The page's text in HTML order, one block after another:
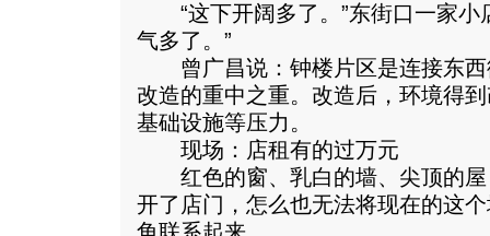
“这下开阔多了。”东街口一家小
气多了。”
曾广昌说：钟楼片区是连接东西
改造的重中之重。改造后，环境得
基础设施等压力。
现场：店租有的过万元
红色的窗、乳白的墙、尖顶的屋
开了店门，怎么也无法将现在的这